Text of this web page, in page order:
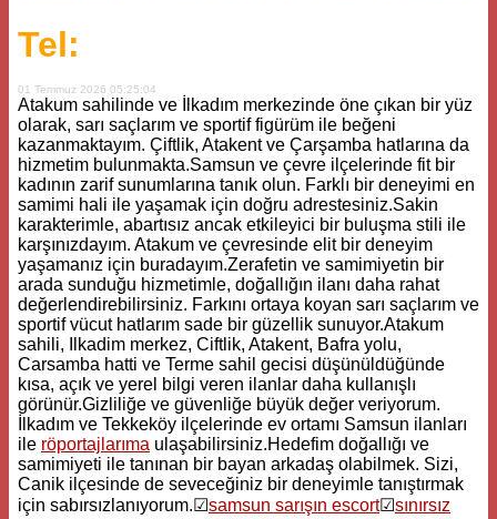
Tel:
01 Temmuz 2026 05:25:04
Atakum sahilinde ve İlkadım merkezinde öne çıkan bir yüz
olarak, sarı saçlarım ve sportif figürüm ile beğeni
kazanmaktayım. Çiftlik, Atakent ve Çarşamba hatlarına da
hizmetim bulunmakta.Samsun ve çevre ilçelerinde fit bir
kadının zarif sunumlarına tanık olun. Farklı bir deneyimi en
samimi hali ile yaşamak için doğru adrestesiniz.Sakin
karakterimle, abartısız ancak etkileyici bir buluşma stili ile
karşınızdayım. Atakum ve çevresinde elit bir deneyim
yaşamanız için buradayım.Zerafetin ve samimiyetin bir
arada sunduğu hizmetimle, doğallığın ilanı daha rahat
değerlendirebilirsiniz. Farkını ortaya koyan sarı saçlarım ve
sportif vücut hatlarım sade bir güzellik sunuyor.Atakum
sahili, Ilkadim merkez, Ciftlik, Atakent, Bafra yolu,
Carsamba hatti ve Terme sahil gecisi düşünüldüğünde
kısa, açık ve yerel bilgi veren ilanlar daha kullanışlı
görünür.Gizliliğe ve güvenliğe büyük değer veriyorum.
İlkadım ve Tekkeköy ilçelerinde ev ortamı Samsun ilanları
ile röportajlarıma ulaşabilirsiniz.Hedefim doğallığı ve
samimiyeti ile tanınan bir bayan arkadaş olabilmek. Sizi,
Canik ilçesinde de seveceğiniz bir deneyimle tanıştırmak
için sabırsızlanıyorum.☑samsun sarışın escort☑sınırsız